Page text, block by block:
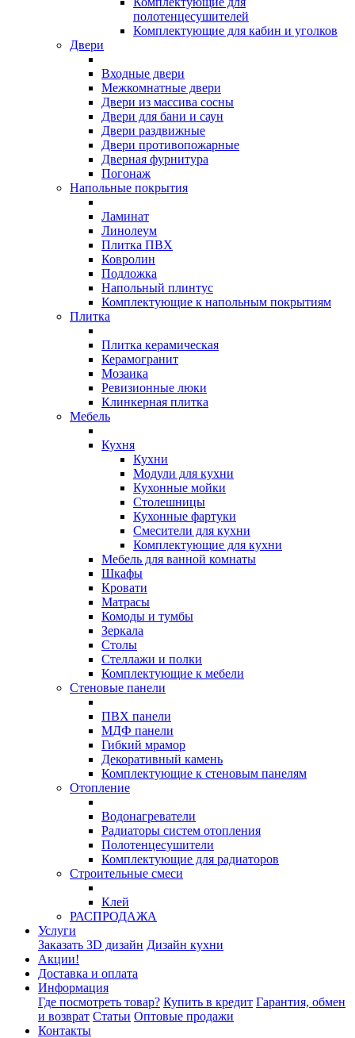
полотенцесушителей
Комплектующие для кабин и уголков
Двери
Входные двери
Межкомнатные двери
Двери из массива сосны
Двери для бани и саун
Двери раздвижные
Двери противопожарные
Дверная фурнитура
Погонаж
Напольные покрытия
Ламинат
Линолеум
Плитка ПВХ
Ковролин
Подложка
Напольный плинтус
Комплектующие к напольным покрытиям
Плитка
Плитка керамическая
Керамогранит
Мозаика
Ревизионные люки
Клинкерная плитка
Мебель
Кухня
Кухни
Модули для кухни
Кухонные мойки
Столешницы
Кухонные фартуки
Смесители для кухни
Комплектующие для кухни
Мебель для ванной комнаты
Шкафы
Кровати
Матрасы
Комоды и тумбы
Зеркала
Столы
Стеллажи и полки
Комплектующие к мебели
Стеновые панели
ПВХ панели
МДФ панели
Гибкий мрамор
Декоративный камень
Комплектующие к стеновым панелям
Отопление
Водонагреватели
Радиаторы систем отопления
Полотенцесушители
Комплектующие для радиаторов
Строительные смеси
Клей
РАСПРОДАЖА
Услуги
Заказать 3D дизайн Дизайн кухни
Акции!
Доставка и оплата
Информация
Где посмотреть товар? Купить в кредит Гарантия, обмен
и возврат Статьи Оптовые продажи
Контакты